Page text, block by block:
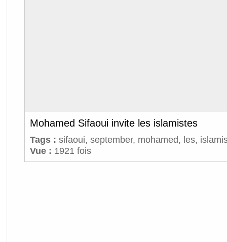
Mohamed Sifaoui invite les islamistes
Tags : sifaoui, september, mohamed, les,
Vue : 1921 fois